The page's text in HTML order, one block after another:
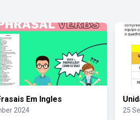
Em Ingles
2024 25